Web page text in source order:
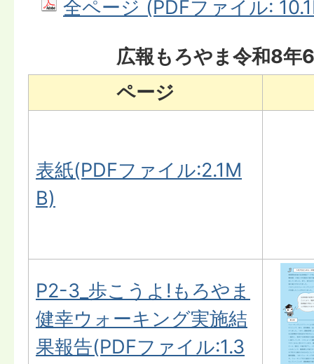
全ページ (PDFファイル:
広報もろやま令和8年
ページ
表紙(PDFファイル:2.1M
B)
P2-3_歩こうよ!もろやま
健幸ウォーキング実施結
果報告(PDFファイル:1.3